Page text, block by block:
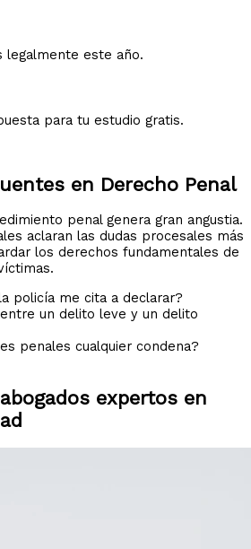
legalmente este año.
para tu estudio gratis.
en Derecho Penal
penal genera gran angustia.
aclaran las dudas procesales más
los derechos fundamentales de
policía me cita a declarar?
un delito leve y un delito
penales cualquier condena?
expertos en